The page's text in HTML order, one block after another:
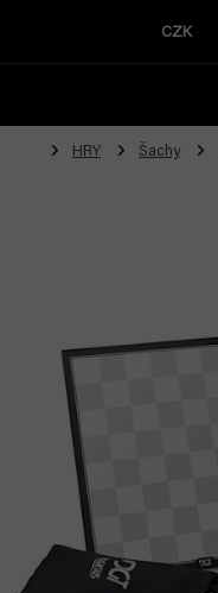
CZK
HRY Šachy